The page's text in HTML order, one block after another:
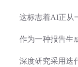
这标志着AI正从
作为一种报告生
深度研究采用迭